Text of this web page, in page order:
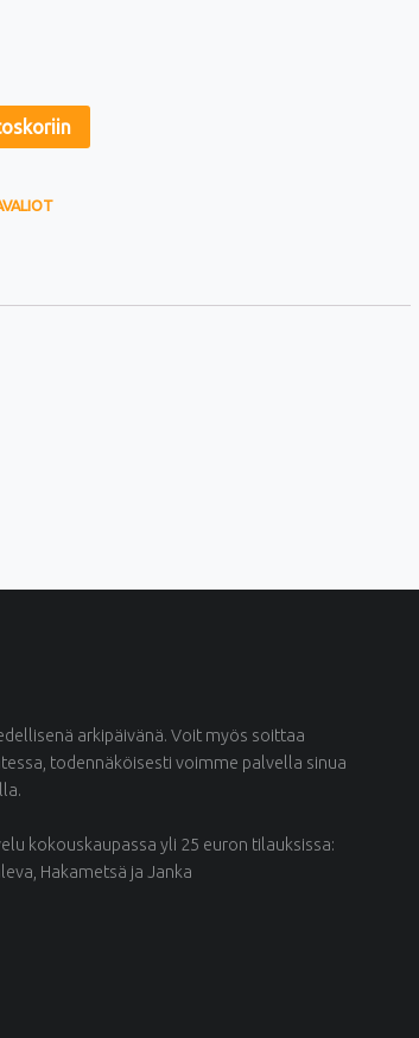
arkipäivänä. Voit myös soittaa
todennäköisesti voimme palvella sinua
kokouskaupassa yli 25 euron tilauksissa:
Hakametsä ja Janka